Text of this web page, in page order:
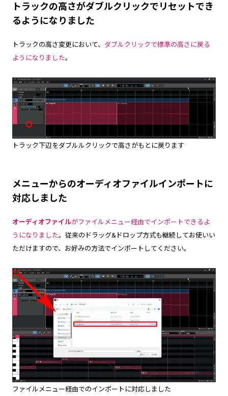
トラックの高さがダブルクリックでリセットでき
るようになりました
トラックの高さ変更において、 ダブルクリックで標準の高さに戻る
ようになりました。
トラック下辺をダブルルクリックで高さがもとに戻ります
メニューからのオーディオファイルインポートに
対応しました
オーディオファイルがファイルメニュー経由でインポートできるよ
うになりました。従来のドラッグ&ドロップ方式も継続してお使いい
ただけますので、お好みの方法でインポートしてください。
ファイルメニュー経由でのインポートに対応しました